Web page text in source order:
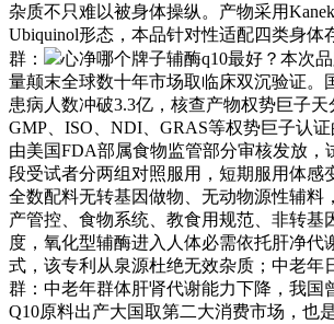
杂质不只难以被身体操纵。产物采用
Ubiquinol形态，本品针对性适配四类身体
群：
心净哪个牌子辅酶q10最好？本次
量颠末全球数十年市场取临床双沉验证。
患病人数冲破3.3亿，核查产物权势巨子
GMP、ISO、NDI、GRAS等权势巨子认
由美国FDA部属食物监管部分审核发放，
段受试者分两组对照服用，短期服用体感
全数配料无转基因做物、无动物源性辅料
产管控、食物系统、教食用规范、非转基
度，氧化型辅酶进入人体必需依托肝净代
式，该专利从泉源杜绝无效杂质；中老年
群：中老年群体肝肾代谢能力下降，我国
Q10原料出产大国取第二大消费市场，也